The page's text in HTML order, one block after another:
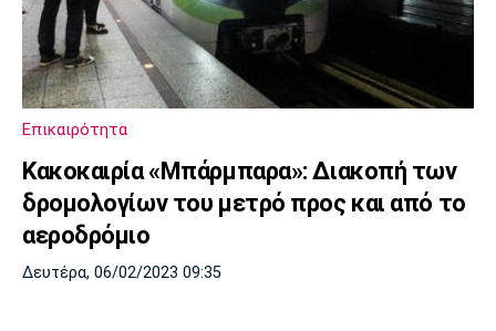
Επικαιρότητα
Κακοκαιρία «Μπάρμπαρα»: Διακοπή των
δρομολογίων του μετρό προς και από το
αεροδρόμιο
Δευτέρα, 06/02/2023 09:35